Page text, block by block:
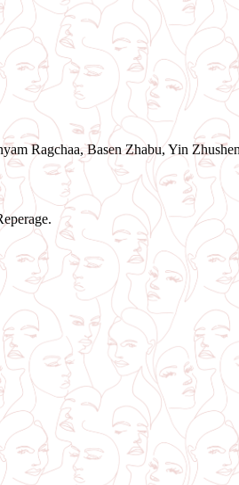
Ragchaa, Basen Zhabu, Yin